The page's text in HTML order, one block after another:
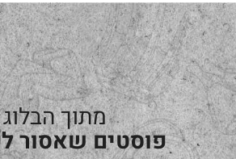
מתוך הבלוג
פוסטים שאסור